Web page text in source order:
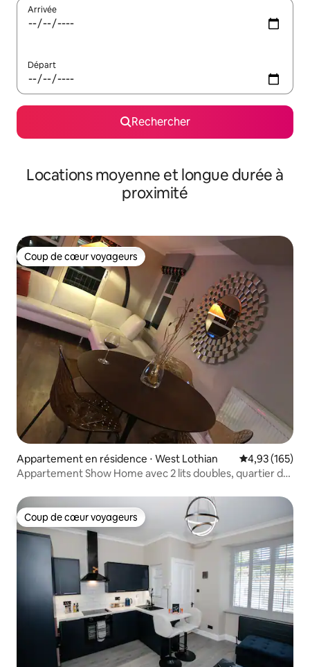
Arrivée
Départ
Rechercher
Locations moyenne et longue durée à
proximité
Coup de cœur voyageurs
Coup de cœur voyageurs
Appartement en résidence ⋅ West Lothian Évaluation
4,93 (165)
Appartement Show Home avec 2 lits doubles, quartier de
Coup de cœur voyageurs
Coup de cœur voyageurs